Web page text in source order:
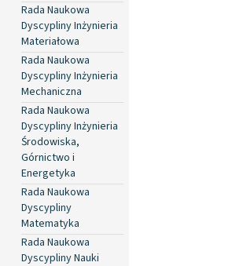
Rada Naukowa
Dyscypliny Inżynieria
Materiałowa
Rada Naukowa
Dyscypliny Inżynieria
Mechaniczna
Rada Naukowa
Dyscypliny Inżynieria
Środowiska,
Górnictwo i
Energetyka
Rada Naukowa
Dyscypliny
Matematyka
Rada Naukowa
Dyscypliny Nauki